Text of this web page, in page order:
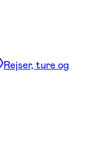
Rejser, ture og